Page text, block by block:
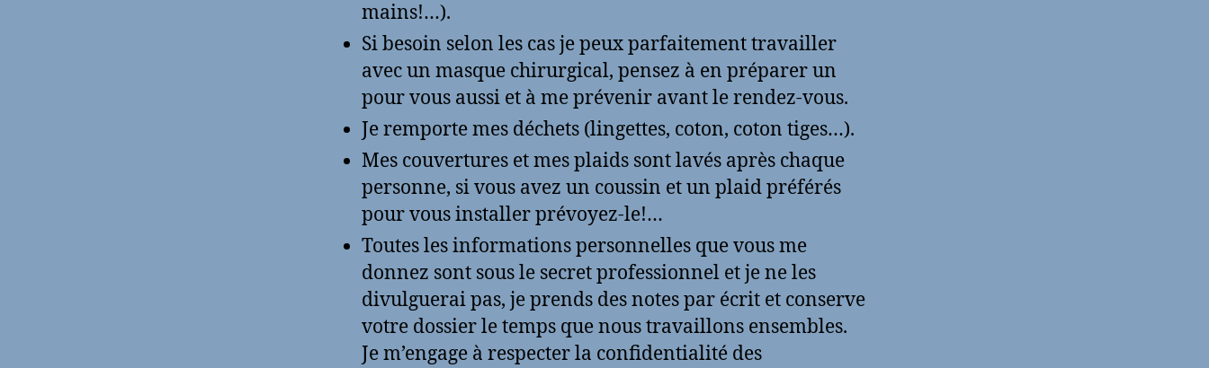
mains!…).
Si besoin selon les cas je peux parfaitement travailler
avec un masque chirurgical, pensez à en préparer un
pour vous aussi et à me prévenir avant le rendez-vous.
Je remporte mes déchets (lingettes, coton, coton tiges…).
Mes couvertures et mes plaids sont lavés après chaque
personne, si vous avez un coussin et un plaid préférés
pour vous installer prévoyez-le!…
Toutes les informations personnelles que vous me
donnez sont sous le secret professionnel et je ne les
divulguerai pas, je prends des notes par écrit et conserve
votre dossier le temps que nous travaillons ensembles.
Je m’engage à respecter la confidentialité des